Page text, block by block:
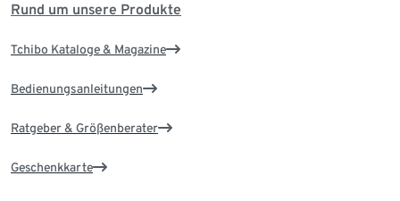
Rund um unsere Produkte
Tchibo Kataloge & Magazine
Bedienungsanleitungen
Ratgeber & Größenberater
Geschenkkarte